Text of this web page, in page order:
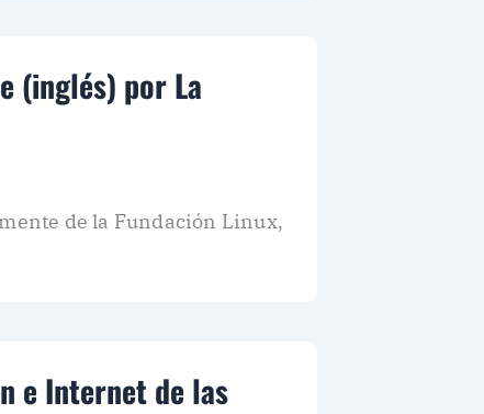
(inglés) por La
de la Fundación Linux,
e Internet de las